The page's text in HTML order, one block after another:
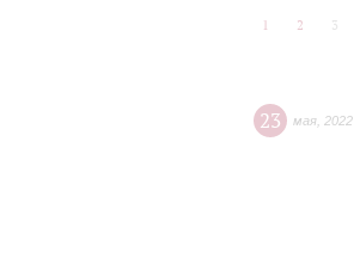
1 2 3
23 мая 2022